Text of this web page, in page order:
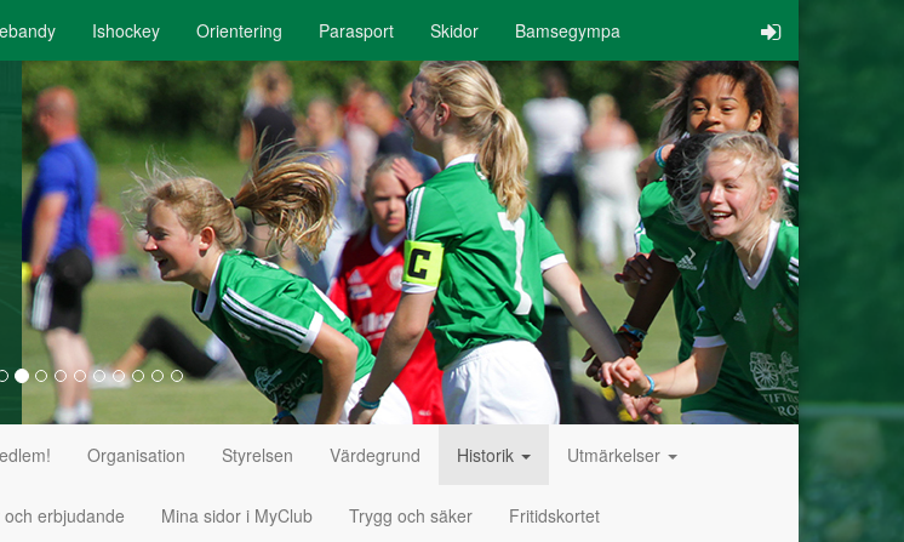
Ishockey Orientering Parasport Skidor Bamsegympa
Organisation Styrelsen Värdegrund Historik Utmärkelser
erbjudande Mina sidor i MyClub Trygg och säker Fritidskortet